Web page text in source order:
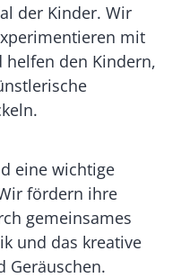
der Kinder. Wir
mit
helfen den Kindern,
eine wichtige
fördern ihre
gemeinsames
und das kreative
Geräuschen.